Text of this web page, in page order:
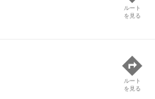
ルート
を見る
ルート
を見る